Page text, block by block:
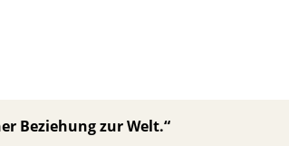
Beziehung zur Welt.“